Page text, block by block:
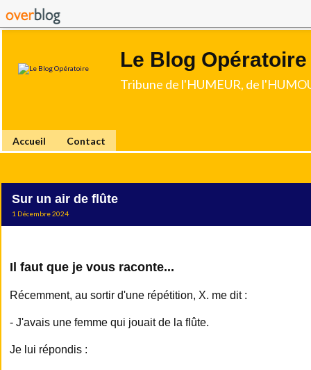
Le Blog Opératoire
Tribune de l'HUMEUR, de
Accueil Contact
Sur un air de flûte
1 Décembre 2024
Il faut que je vous raconte...
Récemment, au sortir d'une répétition, X. me dit :
- J'avais une femme qui jouait de la flûte.
Je lui répondis :